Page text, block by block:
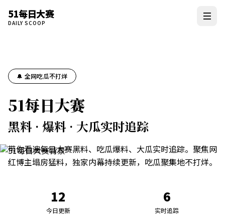
51每日大赛
DAILY SCOOP
🔔 全网吃瓜不打烊
51每日大赛
黑料 · 爆料 · 大瓜实时追踪
带你看遍每日大赛黑料、吃瓜爆料、大瓜实时追踪。聚焦网
红博主塌房猛料，独家内幕持续更新，吃瓜聚集地不打烊。
12
今日更新
6
实时追踪